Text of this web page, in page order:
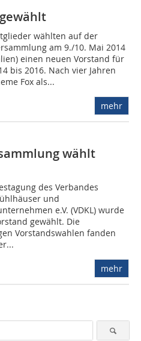
wählten auf der
am 9./10. Mai 2014
einen neuen Vorstand für
bis 2016. Nach vier Jahren
Fox als...
mehr
wählt
des Verbandes
und
e.V. (VDKL) wurde
gewählt. Die
Vorstandswahlen fanden
mehr